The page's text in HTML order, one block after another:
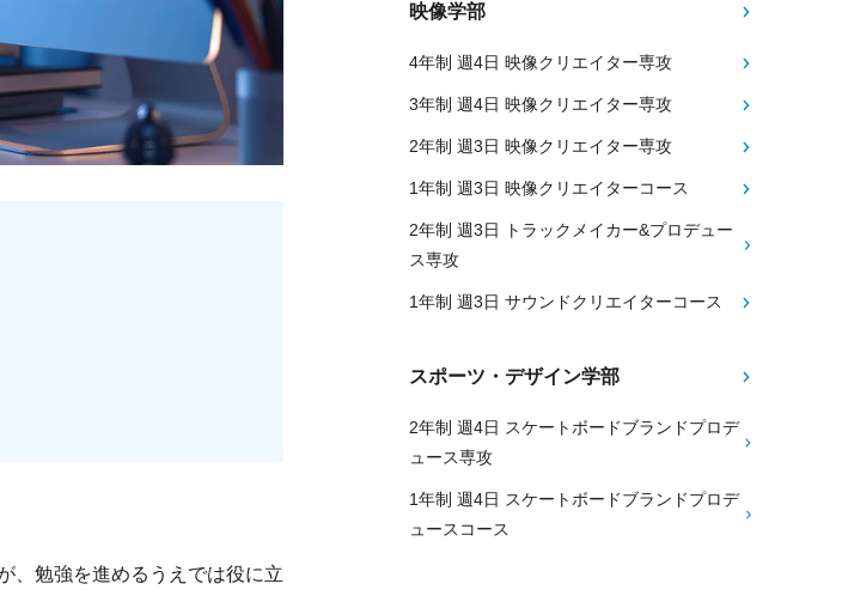
、勉強を進めるうえでは役に立
映像学部
4年制 週4日 映像クリエイター専攻
3年制 週4日 映像クリエイター専攻
2年制 週3日 映像クリエイター専攻
1年制 週3日 映像クリエイターコース
2年制 週3日 トラックメイカー&プロデュー
ス専攻
1年制 週3日 サウンドクリエイターコース
スポーツ・デザイン学部
2年制 週4日 スケートボードブランドプロデ
ュース専攻
1年制 週4日 スケートボードブランドプロデ
ュースコース